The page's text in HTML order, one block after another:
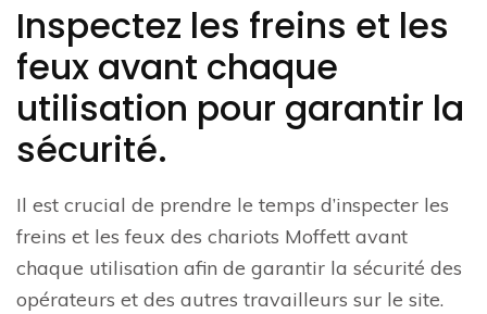
Inspectez les freins et les
feux avant chaque
utilisation pour garantir la
sécurité.
Il est crucial de prendre le temps d’inspecter les
freins et les feux des chariots Moffett avant
chaque utilisation afin de garantir la sécurité des
opérateurs et des autres travailleurs sur le site.